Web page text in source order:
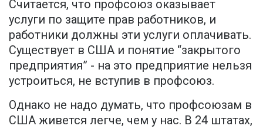
Считается, что профсоюз оказывает
услуги по защите прав работников, и
работники должны эти услуги оплачивать.
Существует в США и понятие “закрытого
предприятия” - на это предприятие нельзя
устроиться, не вступив в профсоюз.
Однако не надо думать, что профсоюзам в
США живется легче, чем у нас. В 24 штатах,